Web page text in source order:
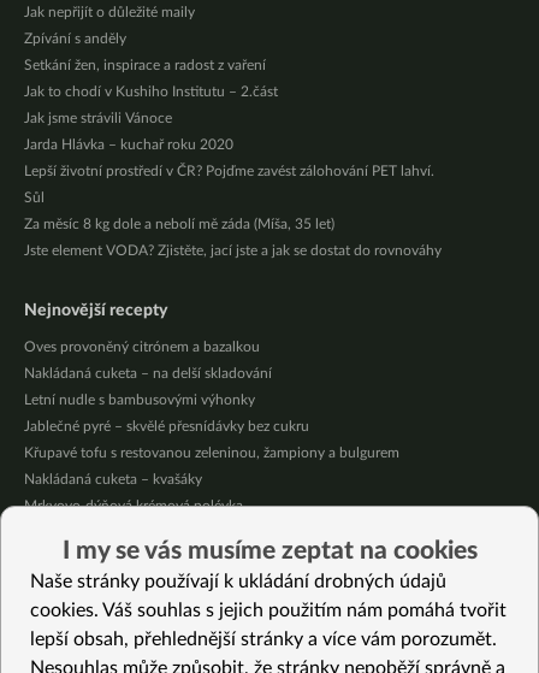
Jak nepřijít o důležité maily
Zpívání s anděly
Setkání žen, inspirace a radost z vaření
Jak to chodí v Kushiho Institutu – 2.část
Jak jsme strávili Vánoce
Jarda Hlávka – kuchař roku 2020
Lepší životní prostředí v ČR? Pojďme zavést zálohování PET lahví.
Sůl
Za měsíc 8 kg dole a nebolí mě záda (Míša, 35 let)
Jste element VODA? Zjistěte, jací jste a jak se dostat do rovnováhy
Nejnovější recepty
Oves provoněný citrónem a bazalkou
Nakládaná cuketa – na delší skladování
Letní nudle s bambusovými výhonky
Jablečné pyré – skvělé přesnídávky bez cukru
Křupavé tofu s restovanou zeleninou, žampiony a bulgurem
Nakládaná cuketa – kvašáky
Mrkvovo-dýňová krémová polévka
Osvěžující čaj s citronovými bylinkami
Nepečený jablečný dort s rybízem
Vybrané recepty
I my se vás musíme zeptat na cookies
Naše stránky používají k ukládání drobných údajů
cookies. Váš souhlas s jejich použitím nám pomáhá tvořit
lepší obsah, přehlednější stránky a více vám porozumět.
Nesouhlas může způsobit, že stránky nepoběží správně a